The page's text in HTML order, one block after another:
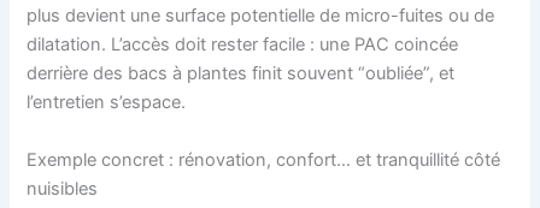
plus devient une surface potentielle de micro-fuites ou de
dilatation. L’accès doit rester facile : une PAC coincée
derrière des bacs à plantes finit souvent “oubliée”, et
l’entretien s’espace.
Exemple concret : rénovation, confort… et tranquillité côté
nuisibles